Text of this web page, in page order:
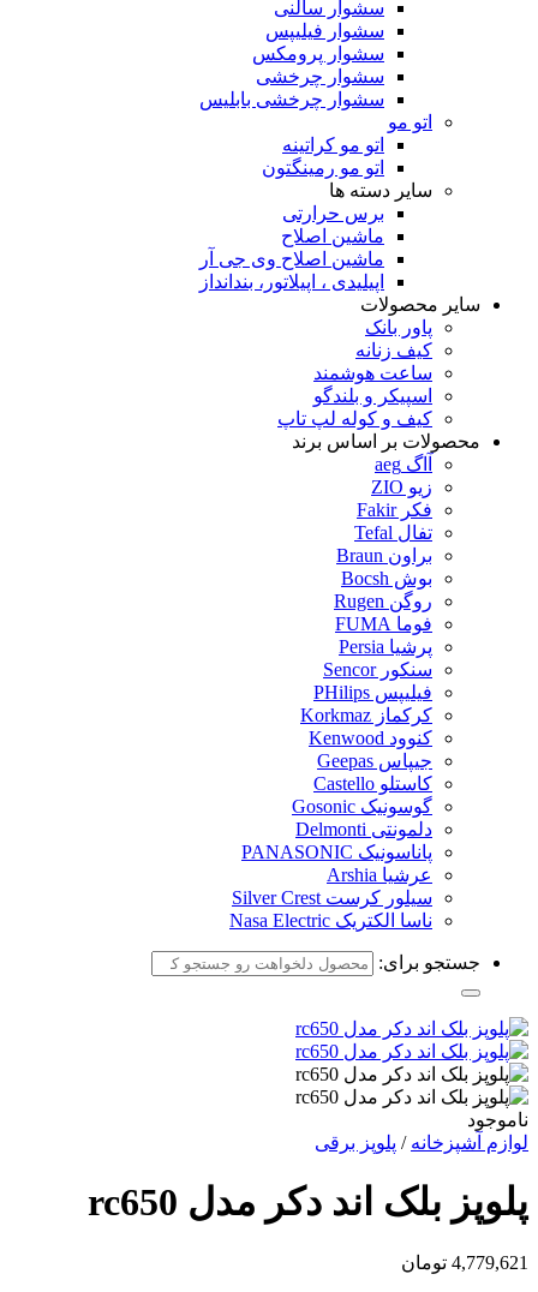
سشوار سالنی
سشوار فیلیپس
سشوار پرومکس
سشوار چرخشی
سشوار چرخشی بابلیس
اتو مو
اتو مو کراتینه
اتو مو رمینگتون
سایر دسته ها
برس حرارتی
ماشین اصلاح
ماشین اصلاح وی جی آر
اپیلیدی ، اپیلاتور، بندانداز
سایر محصولات
پاور بانک
کیف زنانه
ساعت هوشمند
اسپیکر و بلندگو
کیف و کوله لپ تاپ
محصولات بر اساس برند
آاگ aeg
زیو ZIO
فکر Fakir
تفال Tefal
براون Braun
بوش Bocsh
روگن Rugen
فوما FUMA
پرشیا Persia
سنکور Sencor
فیلیپس PHilips
کرکماز Korkmaz
کنوود Kenwood
جیپاس Geepas
کاستلو Castello
گوسونیک Gosonic
دلمونتی Delmonti
پاناسونیک PANASONIC
عرشیا Arshia
سیلور کرست Silver Crest
ناسا الکتریک Nasa Electric
جستجو برای:
ناموجود
لوازم آشپزخانه / پلوپز برقی
پلوپز بلک اند دکر مدل rc650
4,779,621 تومان